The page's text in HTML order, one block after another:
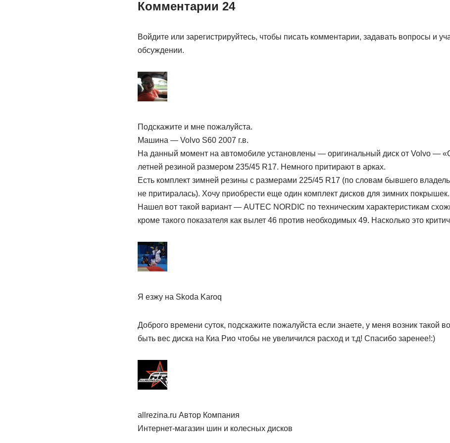
Комментарии 24
Войдите или зарегистрируйтесь, чтобы писать комментарии, задавать вопросы и
обсуждении.
Подскажите и мне пожалуйста.
Машина — Volvo S60 2007 г.в.
На данный момент на автомобиле установлены — оригинальный диск от Volvo —
летней резиной размером 235/45 R17. Немного притирают в арках.
Есть комплект зимней резины с размерами 225/45 R17 (по словам бывшего
не притиралась). Хочу приобрести еще один комплект дисков для зимних покрышек.
Нашел вот такой вариант — AUTEC NORDIC по техническим характеристикам
кроме такого показателя как вылет 46 против необходимых 49. Насколько это
Я езжу на Skoda Karoq
Доброго времени суток, подскажите пожалуйста если знаете, у меня возник такой
быть вес диска на Киа Рио чтобы не увеличился расход и т.д! Спасибо заренее!:)
allrezina.ru Автор Компания
Интернет-магазин шин и колесных дисков